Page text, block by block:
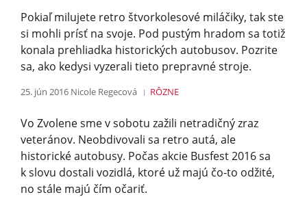
Pokiaľ milujete retro štvorkolesové miláčiky, tak ste
si mohli prísť na svoje. Pod pustým hradom sa totiž
konala prehliadka historických autobusov. Pozrite
sa, ako kedysi vyzerali tieto prepravné stroje.
25. jún 2016 Nicole Regecová RÔZNE
Vo Zvolene sme v sobotu zažili netradičný zraz
veteránov. Neobdivovali sa retro autá, ale
historické autobusy. Počas akcie Busfest 2016 sa
k slovu dostali vozidlá, ktoré už majú čo-to odžité,
no stále majú čím očariť.